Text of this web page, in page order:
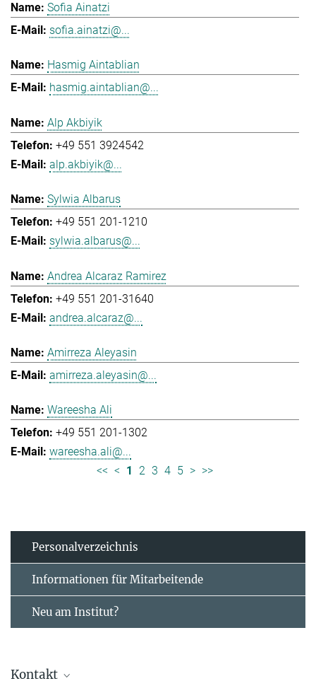
Sofia Ainatzi
sofia.ainatzi@...
Hasmig Aintablian
hasmig.aintablian@...
Alp Akbiyik
+49 551 3924542
alp.akbiyik@...
Sylwia Albarus
+49 551 201-1210
sylwia.albarus@...
Andrea Alcaraz Ramirez
+49 551 201-31640
andrea.alcaraz@...
Amirreza Aleyasin
amirreza.aleyasin@...
Wareesha Ali
+49 551 201-1302
wareesha.ali@...
<< < 1 2 3 4 5 > >>
Personal­verzeichnis
Informationen für Mitarbeitende
Neu am Institut?
Kontakt